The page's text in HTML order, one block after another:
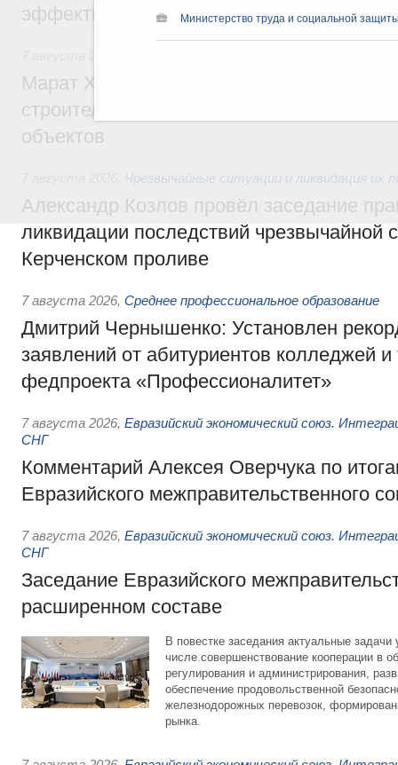
Министерство труда и социальной
эффективность поддержки сельских
Марат Хуснуллин: «Единый заказчик»
строительство и реконструкцию более
объектов
Чрезвычайные ситуации и ликвидация их
Александр Козлов провёл заседание
ликвидации последствий чрезвычайной
Керченском проливе
7 августа 2026, Среднее профессиональное образование
Дмитрий Чернышенко: Установлен
заявлений от абитуриентов колледжей и
федпроекта «Профессионалитет»
7 августа 2026, Евразийский экономический союз.
СНГ
Комментарий Алексея Оверчука по
Евразийского межправительственного
7 августа 2026, Евразийский экономический союз.
СНГ
Заседание Евразийского
расширенном составе
В повестке заседания актуальные задачи
числе совершенствование кооперации в
регулирования и администрирования,
обеспечение продовольственной
железнодорожных перевозок,
рынка.